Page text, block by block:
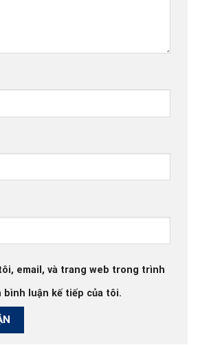
email, và trang web trong trình
bình luận kế tiếp của tôi.